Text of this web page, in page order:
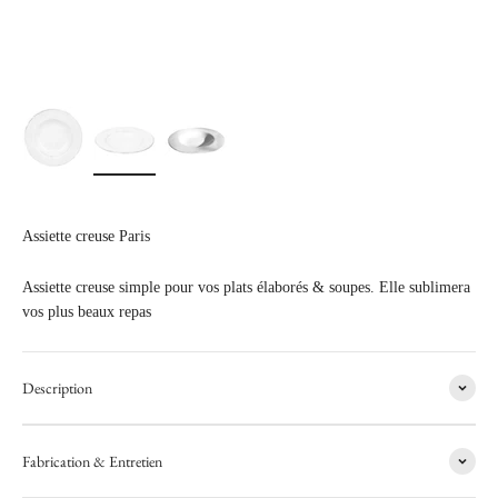
Assiette creuse Paris
Assiette creuse simple pour vos plats élaborés & soupes. Elle sublimera
vos plus beaux repas
Description
Fabrication & Entretien